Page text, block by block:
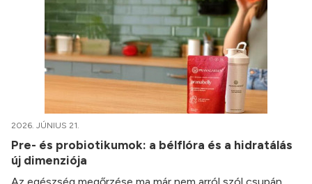
2026. JÚNIUS 21.
Pre- és probiotikumok: a bélflóra és a hidratálás
új dimenziója